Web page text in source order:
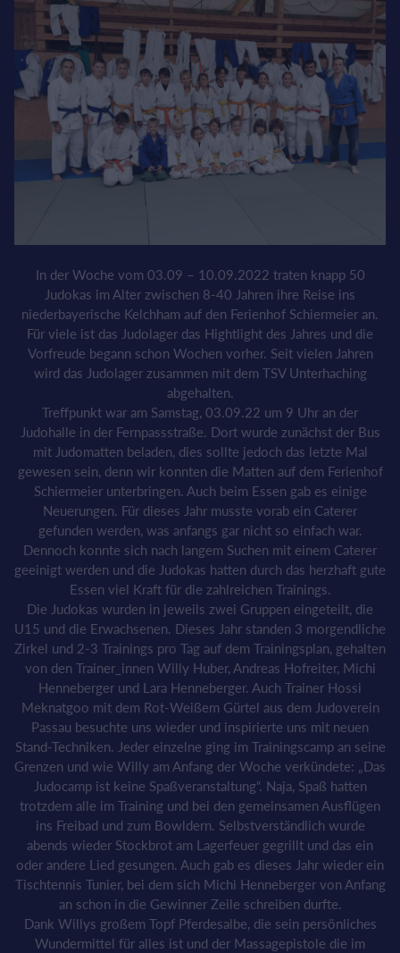
In der Woche vom 03.09 – 10.09.2022 traten knapp 50
Judokas im Alter zwischen 8-40 Jahren ihre Reise ins
niederbayerische Kelchham auf den Ferienhof Schiermeier an.
Für viele ist das Judolager das Hightlight des Jahres und die
Vorfreude begann schon Wochen vorher. Seit vielen Jahren
wird das Judolager zusammen mit dem TSV Unterhaching
abgehalten.
Treffpunkt war am Samstag, 03.09.22 um 9 Uhr an der
Judohalle in der Fernpassstraße. Dort wurde zunächst der Bus
mit Judomatten beladen, dies sollte jedoch das letzte Mal
gewesen sein, denn wir konnten die Matten auf dem Ferienhof
Schiermeier unterbringen. Auch beim Essen gab es einige
Neuerungen. Für dieses Jahr musste vorab ein Caterer
gefunden werden, was anfangs gar nicht so einfach war.
Dennoch konnte sich nach langem Suchen mit einem Caterer
geeinigt werden und die Judokas hatten durch das herzhaft gute
Essen viel Kraft für die zahlreichen Trainings.
Die Judokas wurden in jeweils zwei Gruppen eingeteilt, die
U15 und die Erwachsenen. Dieses Jahr standen 3 morgendliche
Zirkel und 2-3 Trainings pro Tag auf dem Trainingsplan, gehalten
von den Trainer_innen Willy Huber, Andreas Hofreiter, Michi
Henneberger und Lara Henneberger. Auch Trainer Hossi
Meknatgoo mit dem Rot-Weißem Gürtel aus dem Judoverein
Passau besuchte uns wieder und inspirierte uns mit neuen
Stand-Techniken. Jeder einzelne ging im Trainingscamp an seine
Grenzen und wie Willy am Anfang der Woche verkündete: „Das
Judocamp ist keine Spaßveranstaltung“. Naja, Spaß hatten
trotzdem alle im Training und bei den gemeinsamen Ausflügen
ins Freibad und zum Bowldern. Selbstverständlich wurde
abends wieder Stockbrot am Lagerfeuer gegrillt und das ein
oder andere Lied gesungen. Auch gab es dieses Jahr wieder ein
Tischtennis Tunier, bei dem sich Michi Henneberger von Anfang
an schon in die Gewinner Zeile schreiben durfte.
Dank Willys großem Topf Pferdesalbe, die sein persönliches
Wundermittel für alles ist und der Massagepistole die im